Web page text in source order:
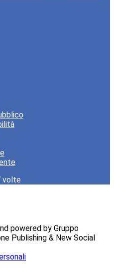
volte
powered by Gruppo
Publishing & New Social